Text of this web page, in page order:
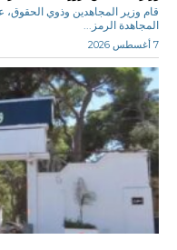
قام وزير المجاهدين وذوي
المجاهدة الرمز...
7 أغسطس 2026